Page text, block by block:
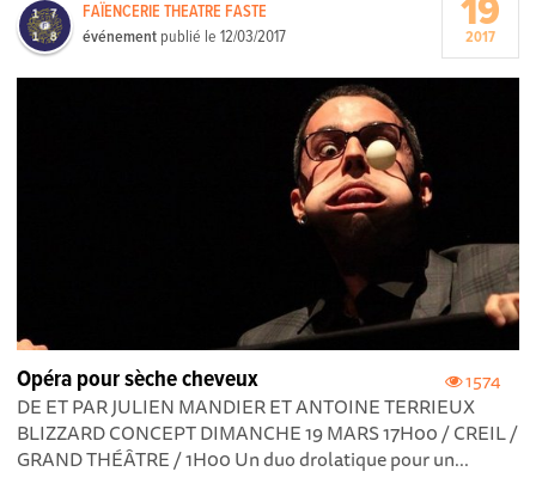
FAÏENCERIE THEATRE FASTE
événement publié le12/03/2017 19
2017
1574
Opéra pour sèche cheveux
DE ET PAR JULIEN MANDIER ET ANTOINE TERRIEUX
BLIZZARD CONCEPT DIMANCHE 19 MARS 17H00 / CREIL /
GRAND THÉÂTRE / 1H00 Un duo drolatique pour un...